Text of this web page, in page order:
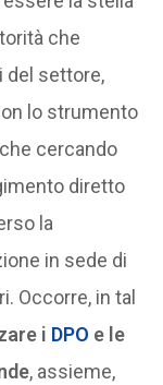
che
del settore,
lo strumento
cercando
diretto
la
in sede di
Occorre, in tal
i DPO e le
, assieme,